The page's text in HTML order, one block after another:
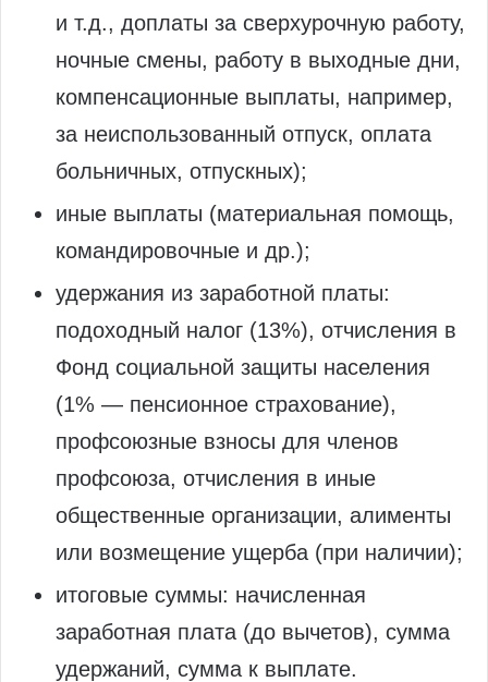
и т.д., доплаты за сверхурочную работу,
ночные смены, работу в выходные дни,
компенсационные выплаты, например,
за неиспользованный отпуск, оплата
больничных, отпускных);
иные выплаты (материальная помощь,
командировочные и др.);
удержания из заработной платы:
подоходный налог (13%), отчисления в
Фонд социальной защиты населения
(1% — пенсионное страхование),
профсоюзные взносы для членов
профсоюза, отчисления в иные
общественные организации, алименты
или возмещение ущерба (при наличии);
итоговые суммы: начисленная
заработная плата (до вычетов), сумма
удержаний, сумма к выплате.